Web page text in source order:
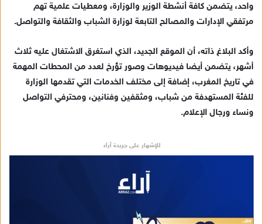
إ
ل
ت
ر
ن
واحد، يتضمن كافة أنشطة الوزير والوزارة، ومعطيات علمية تهم
مرتفقي الإدارات والمصالح التابعة لوزارة الشباب والثقافة والتواصل.
وأكد البلاغ ذاته، أن الموقع الجديد، الذي استغرق الاشتغال عليه ثلاث
أشهر، يتضمن أيضا فيديوهات وصور تؤرخ لعدد من المحطات المهمة
في تاريخ المغرب، إضافة إلى مختلف الخدمات التي تقدمها الوزارة
للفئة المستهدفة من شباب، ومثقفين وفنانين، ومحترفي التواصل
ونساء ورجال الإعلام.
للإشهار على جريدة آراء